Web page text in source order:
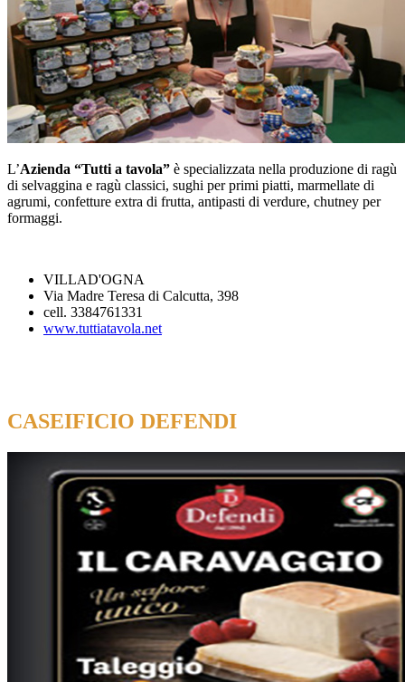
L’Azienda “Tutti a tavola” è specializzata nella produzione di ragù
di selvaggina e ragù classici, sughi per primi piatti, marmellate di
agrumi, confetture extra di frutta, antipasti di verdure, chutney per
formaggi.
VILLAD'OGNA
Via Madre Teresa di Calcutta, 398
cell. 3384761331
www.tuttiatavola.net
CASEIFICIO DEFENDI